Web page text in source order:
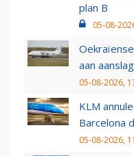
plan B
05-08-
aan
05-08-2026,
KLM
Barcelona
05-08-2026,